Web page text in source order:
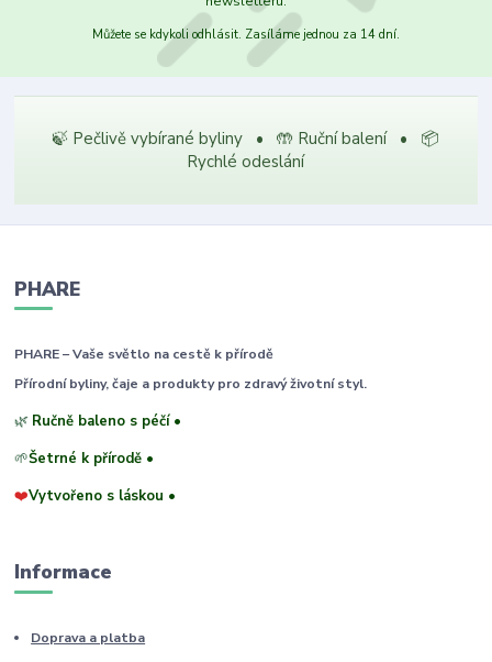
Můžete se kdykoli odhlásit. Zasíláme jednou za 14 dní.
🍃 Pečlivě vybírané byliny • 🤲 Ruční balení • 📦
Rychlé odeslání
PHARE
PHARE – Vaše světlo na cestě k přírodě
Přírodní byliny, čaje a produkty pro zdravý životní styl.
🌿 Ručně baleno s péčí •
🌱Šetrné k přírodě •
❤️Vytvořeno s láskou •
Informace
Doprava a platba